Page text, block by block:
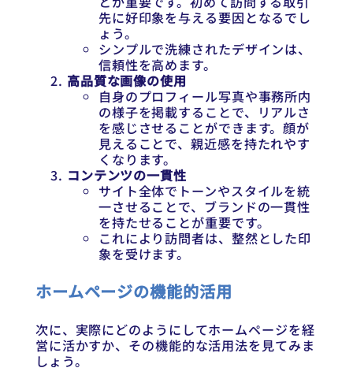
先に好印象を与える要因となるでし
ょう。
シンプルで洗練されたデザインは、
信頼性を高めます。
高品質な画像の使用
自身のプロフィール写真や事務所内
の様子を掲載することで、リアルさ
を感じさせることができます。顔が
見えることで、親近感を持たれやす
くなります。
コンテンツの一貫性
サイト全体でトーンやスタイルを統
一させることで、ブランドの一貫性
を持たせることが重要です。
これにより訪問者は、整然とした印
象を受けます。
ホームページの機能的活用
次に、実際にどのようにしてホームページを経
営に活かすか、その機能的な活用法を見てみま
しょう。